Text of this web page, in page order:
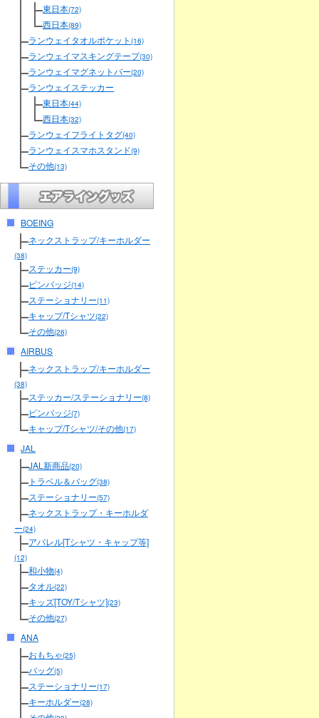
東日本(72)
西日本(89)
ランウェイタオルポケット (16)
ランウェイマスキングテープ(30)
ランウェイマグネットバー(20)
ランウェイステッカー
東日本(44)
西日本(32)
ランウェイフライトタグ(40)
ランウェイスマホスタンド(9)
その他(13)
BOEING
ネックストラップ/キーホルダー
(38)
ステッカー(9)
ピンバッジ(14)
ステーショナリー(11)
キャップ/Tシャツ(22)
その他(26)
AIRBUS
ネックストラップ/キーホルダー
(38)
ステッカー/ステーショナリー(8)
ピンバッジ(7)
キャップ/Tシャツ/その他(17)
JAL
JAL新商品(20)
トラベル＆バッグ(38)
ステーショナリー(57)
ネックストラップ・キーホルダ
ー(24)
アパレル[Tシャツ・キャップ等]
(12)
和小物(4)
タオル(22)
キッズ[TOY/Tシャツ](23)
その他(27)
ANA
おもちゃ(25)
バッグ(5)
ステーショナリー(17)
キーホルダー(28)